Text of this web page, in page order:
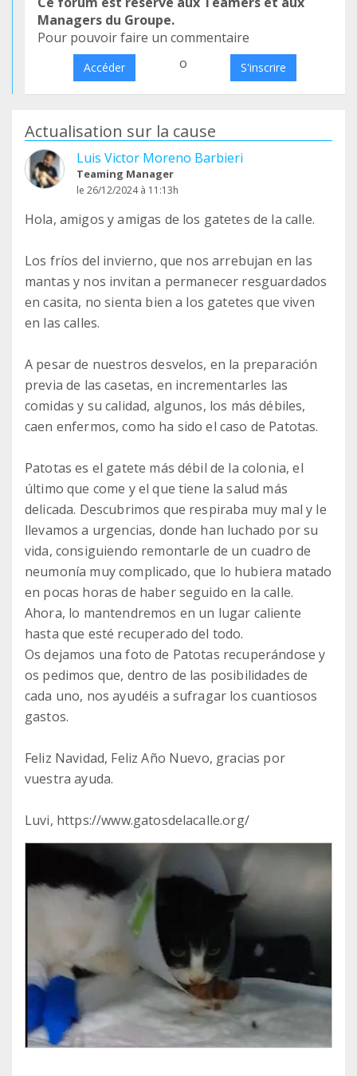
Managers du Groupe.
Pour pouvoir faire un commentaire
Accéder o S'inscrire
Actualisation sur la cause
Luis Victor Moreno Barbieri
Teaming Manager
le 26/12/2024 à 11:13h
Hola, amigos y amigas de los gatetes de la calle.
Los fríos del invierno, que nos arrebujan en las
mantas y nos invitan a permanecer resguardados
en casita, no sienta bien a los gatetes que viven
en las calles.
A pesar de nuestros desvelos, en la preparación
previa de las casetas, en incrementarles las
comidas y su calidad, algunos, los más débiles,
caen enfermos, como ha sido el caso de Patotas.
Patotas es el gatete más débil de la colonia, el
último que come y el que tiene la salud más
delicada. Descubrimos que respiraba muy mal y le
llevamos a urgencias, donde han luchado por su
vida, consiguiendo remontarle de un cuadro de
neumonía muy complicado, que lo hubiera matado
en pocas horas de haber seguido en la calle.
Ahora, lo mantendremos en un lugar caliente
hasta que esté recuperado del todo.
Os dejamos una foto de Patotas recuperándose y
os pedimos que, dentro de las posibilidades de
cada uno, nos ayudéis a sufragar los cuantiosos
gastos.
Feliz Navidad, Feliz Año Nuevo, gracias por
vuestra ayuda.
Luvi, https://www.gatosdelacalle.org/